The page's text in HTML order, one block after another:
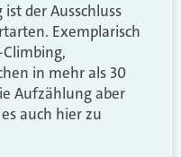
der Ausschluss
Exemplarisch
in mehr als 30
Aufzählung aber
auch hier zu